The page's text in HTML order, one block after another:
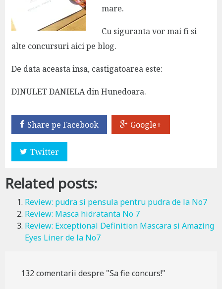
mare.
Cu siguranta vor mai fi si
alte concursuri aici pe blog.
De data aceasta insa, castigatoarea este:
DINULET DANIELA din Hunedoara.
Share pe Facebook Google+
Twitter
Related posts:
Review: pudra si pensula pentru pudra de la No7
Review: Masca hidratanta No 7
Review: Exceptional Definition Mascara si Amazing
Eyes Liner de la No7
132 comentarii despre "Sa fie concurs!"